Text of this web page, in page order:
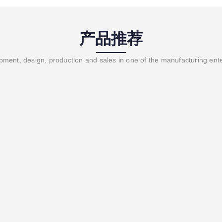
产品推荐
design, production and sales in one of the manufacturing